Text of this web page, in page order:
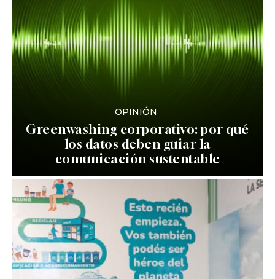
OPINIÓN
Greenwashing corporativo: por qué
los datos deben guiar la
comunicación sustentable